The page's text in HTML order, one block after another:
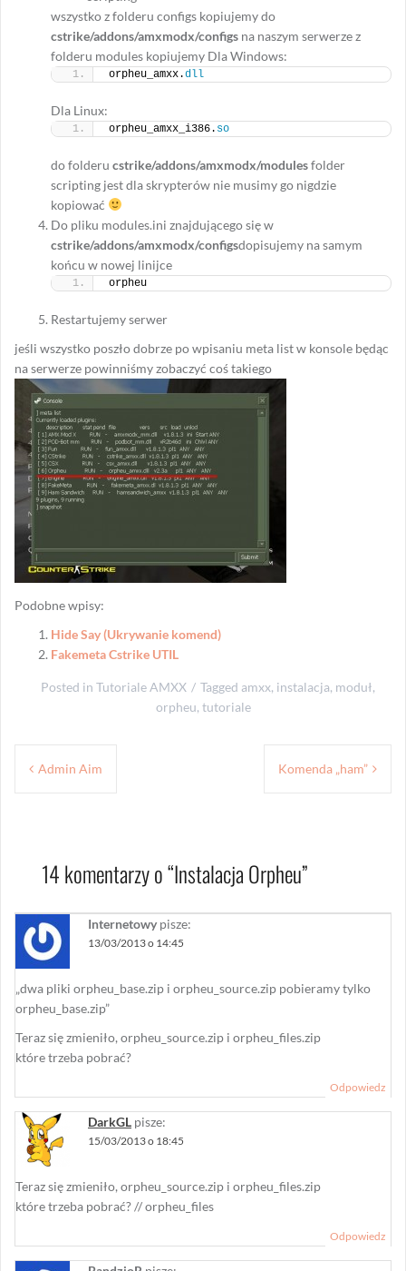
wszystko z folderu configs kopiujemy do
cstrike/addons/amxmodx/configs na naszym serwerze z
folderu modules kopiujemy Dla Windows:
orpheu_amxx.dll
Dla Linux:
orpheu_amxx_i386. so
do folderu cstrike/addons/amxmodx/modulesfolder
scripting jest dla skrypterów nie musimy go nigdzie
kopiować
Do pliku modules.ini znajdującego się w
cstrike/addons/amxmodx/configsdopisujemy na samym
końcu w nowej linijce
orpheu
Restartujemy serwer
jeśli wszystko poszło dobrze po wpisaniu meta list w konsole będąc
na serwerze powinniśmy zobaczyć coś takiego
Podobne wpisy:
Hide Say (Ukrywanie komend)
Fakemeta Cstrike UTIL
Posted in Tutoriale AMXX Tagged amxx, instalacja, moduł,
orpheu, tutoriale
Nawigacja
Admin Aim Komenda „ham”
14 komentarzy o “Instalacja Orpheu”
Internetowy pisze:
13/03/2013 o 14:45
„dwa pliki orpheu_base.zip i orpheu_source.zip pobieramy tylko
orpheu_base.zip”
Teraz się zmieniło, orpheu_source.zip i orpheu_files.zip
które trzeba pobrać?
Odpowiedz
DarkGL pisze:
15/03/2013 o 18:45
Teraz się zmieniło, orpheu_source.zip i orpheu_files.zip
które trzeba pobrać? // orpheu_files
Odpowiedz